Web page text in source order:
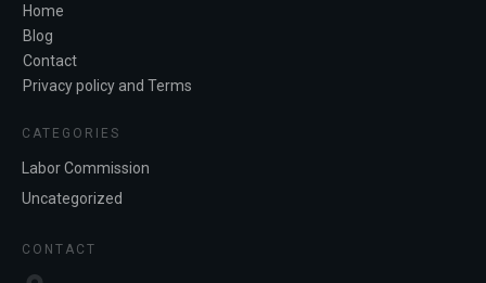
Home
Blog
Contact
Privacy policy and Terms
CATEGORIES
Labor Commission
Uncategorized
CONTACT